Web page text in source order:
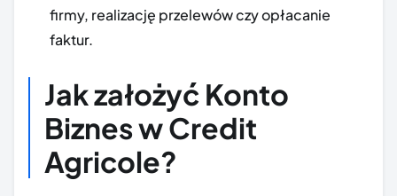
firmy, realizację przelewów czy opłacanie
faktur.
Jak założyć Konto
Biznes w Credit
Agricole?